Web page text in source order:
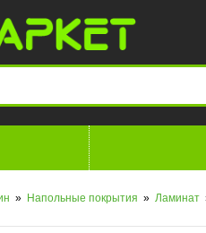
» Напольные покрытия » Ламинат